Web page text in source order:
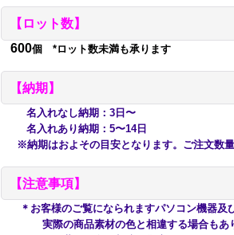
【ロット数】
600個 *ロット数未満も承ります
【納期】
名入れなし納期：3日〜
名入れあり納期：5〜14日
※納期はおよその目安となります。ご注文数量
【注意事項】
＊お客様のご覧になられますパソコン機器
実際の商品素材の色と相違する場合もあり